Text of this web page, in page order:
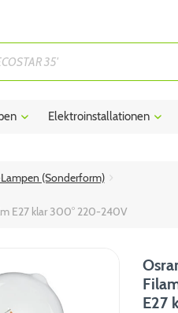
Elektroinstallationen
(Sonderform)
E27 klar 300° 220-240V
E27